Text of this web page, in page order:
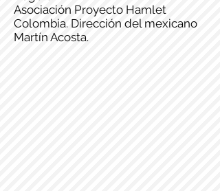
Asociación Proyecto Hamlet
Colombia. Dirección del mexicano
Martín Acosta.